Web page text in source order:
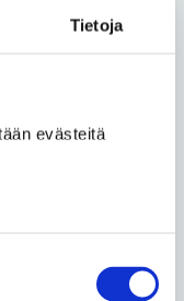
Tietoja
evästeitä